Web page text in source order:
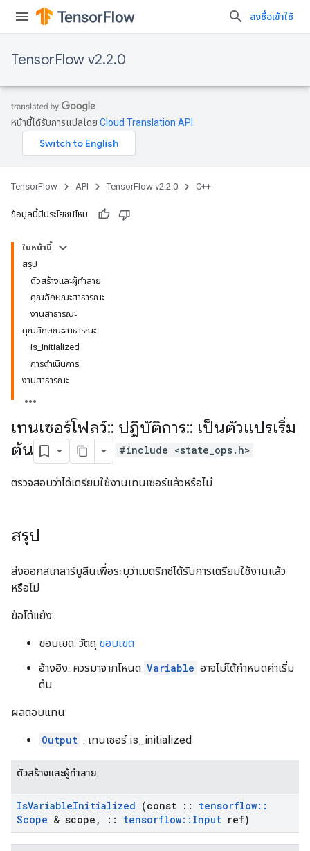
ลงชื่อเข้าใช้
TensorFlow v2.2.0
หน้านี้ได้รับการแปลโดย Cloud Translation API
TensorFlow API TensorFlow v2.2.0 C++
ข้อมูลนี้มีประโยชน์ไหม
ในหน้านี้
สรุป
ตัวสร้างและผู้ทำลาย
คุณลักษณะสาธารณะ
งานสาธารณะ
คุณลักษณะสาธารณะ
is_initialized
การดำเนินการ
งานสาธารณะ
เทนเซอร์โฟลว์:: ปฏิบัติการ:: เป็นตัวแปรเริ่ม
ต้น
#include <state_ops.h>
ตรวจสอบว่าได้เตรียมใช้งานเทนเซอร์แล้วหรือไม่
สรุป
ส่งออกสเกลาร์บูลีนเพื่อระบุว่าเมตริกซ์ได้รับการเตรียมใช้งานแล้ว
หรือไม่
ข้อโต้แย้ง:
ขอบเขต: วัตถุ ขอบเขต
อ้างอิง: ควรมาจากโหนด Variable อาจไม่ได้กำหนดค่าเริ่ม
ต้น
ผลตอบแทน:
Output : เทนเซอร์ is_initialized
ตัวสร้างและผู้ทำลาย
IsVariableInitialized (const :: tensorflow::
Scope & scope , :: tensorflow:: Input ref)